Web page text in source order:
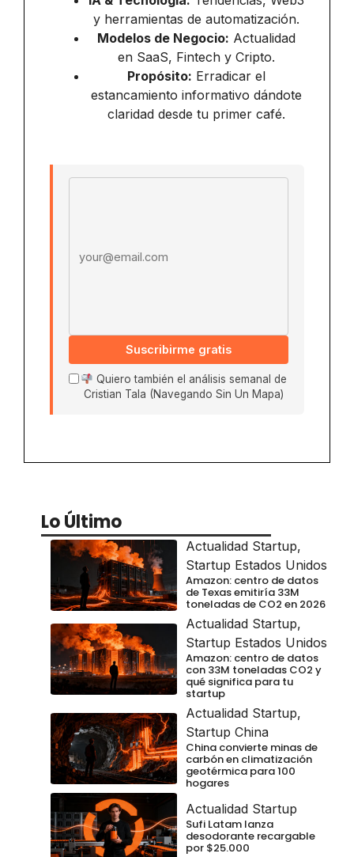
y herramientas de automatización.
Modelos de Negocio: Actualidad
en SaaS, Fintech y Cripto.
Propósito: Erradicar el
estancamiento informativo dándote
claridad desde tu primer café.
Suscribirme gratis
Quiero también el análisis semanal de
Cristian Tala (Navegando Sin Un Mapa)
Lo Último
Actualidad Startup,
Startup Estados Unidos
Amazon: centro de datos
de Texas emitiría 33M
toneladas de CO2 en 2026
Actualidad Startup,
Startup Estados Unidos
Amazon: centro de datos
con 33M toneladas CO2 y
qué significa para tu
startup
Actualidad Startup,
Startup China
China convierte minas de
carbón en climatización
geotérmica para 100
hogares
Actualidad Startup
Sufi Latam lanza
desodorante recargable
por $25.000